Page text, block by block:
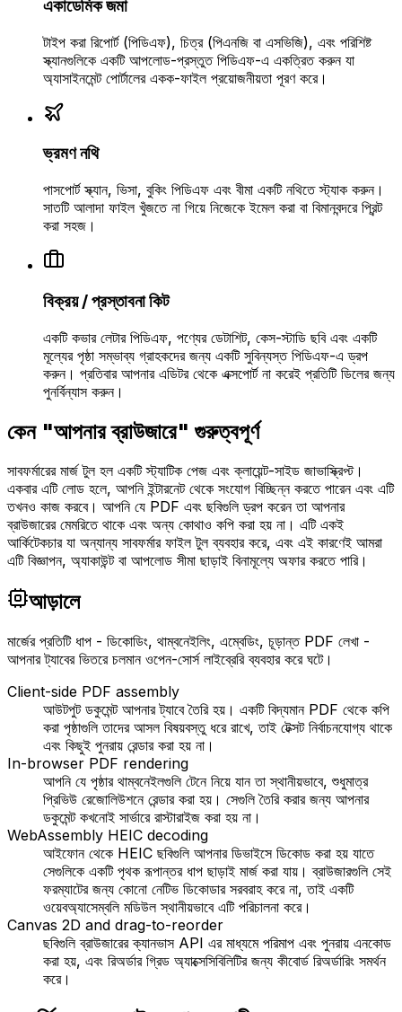
একাডেমিক জমা
টাইপ করা রিপোর্ট (পিডিএফ), চিত্র (পিএনজি বা এসভিজি), এবং পরিশিষ্ট
স্ক্যানগুলিকে একটি আপলোড-প্রস্তুত পিডিএফ-এ একত্রিত করুন যা
অ্যাসাইনমেন্ট পোর্টালের একক-ফাইল প্রয়োজনীয়তা পূরণ করে।
ভ্রমণ নথি
পাসপোর্ট স্ক্যান, ভিসা, বুকিং পিডিএফ এবং বীমা একটি নথিতে স্ট্যাক করুন।
সাতটি আলাদা ফাইল খুঁজতে না গিয়ে নিজেকে ইমেল করা বা বিমানবন্দরে প্রিন্ট
করা সহজ।
বিক্রয় / প্রস্তাবনা কিট
একটি কভার লেটার পিডিএফ, পণ্যের ডেটাশিট, কেস-স্টাডি ছবি এবং একটি
মূল্যের পৃষ্ঠা সম্ভাব্য গ্রাহকদের জন্য একটি সুবিন্যস্ত পিডিএফ-এ ড্রপ
করুন। প্রতিবার আপনার এডিটর থেকে এক্সপোর্ট না করেই প্রতিটি ডিলের জন্য
পুনর্বিন্যাস করুন।
কেন "আপনার ব্রাউজারে" গুরুত্বপূর্ণ
সাবফর্মারের মার্জ টুল হল একটি স্ট্যাটিক পেজ এবং ক্লায়েন্ট-সাইড জাভাস্ক্রিপ্ট।
একবার এটি লোড হলে, আপনি ইন্টারনেট থেকে সংযোগ বিচ্ছিন্ন করতে পারেন এবং এটি
তখনও কাজ করবে। আপনি যে PDF এবং ছবিগুলি ড্রপ করেন তা আপনার
ব্রাউজারের মেমরিতে থাকে এবং অন্য কোথাও কপি করা হয় না। এটি একই
আর্কিটেকচার যা অন্যান্য সাবফর্মার ফাইল টুল ব্যবহার করে, এবং এই কারণেই আমরা
এটি বিজ্ঞাপন, অ্যাকাউন্ট বা আপলোড সীমা ছাড়াই বিনামূল্যে অফার করতে পারি।
আড়ালে
মার্জের প্রতিটি ধাপ - ডিকোডিং, থাম্বনেইলিং, এম্বেডিং, চূড়ান্ত PDF লেখা -
আপনার ট্যাবের ভিতরে চলমান ওপেন-সোর্স লাইব্রেরি ব্যবহার করে ঘটে।
Client-side PDF assembly
আউটপুট ডকুমেন্ট আপনার ট্যাবে তৈরি হয়। একটি বিদ্যমান PDF থেকে কপি
করা পৃষ্ঠাগুলি তাদের আসল বিষয়বস্তু ধরে রাখে, তাই টেক্সট নির্বাচনযোগ্য থাকে
এবং কিছুই পুনরায় রেন্ডার করা হয় না।
In-browser PDF rendering
আপনি যে পৃষ্ঠার থাম্বনেইলগুলি টেনে নিয়ে যান তা স্থানীয়ভাবে, শুধুমাত্র
প্রিভিউ রেজোলিউশনে রেন্ডার করা হয়। সেগুলি তৈরি করার জন্য আপনার
ডকুমেন্ট কখনোই সার্ভারে রাস্টারাইজ করা হয় না।
WebAssembly HEIC decoding
আইফোন থেকে HEIC ছবিগুলি আপনার ডিভাইসে ডিকোড করা হয় যাতে
সেগুলিকে একটি পৃথক রূপান্তর ধাপ ছাড়াই মার্জ করা যায়। ব্রাউজারগুলি সেই
ফরম্যাটের জন্য কোনো নেটিভ ডিকোডার সরবরাহ করে না, তাই একটি
ওয়েবঅ্যাসেম্বলি মডিউল স্থানীয়ভাবে এটি পরিচালনা করে।
Canvas 2D and drag-to-reorder
ছবিগুলি ব্রাউজারের ক্যানভাস API এর মাধ্যমে পরিমাপ এবং পুনরায় এনকোড
করা হয়, এবং রিঅর্ডার গ্রিড অ্যাক্সেসিবিলিটির জন্য কীবোর্ড রিঅর্ডারিং সমর্থন
করে।